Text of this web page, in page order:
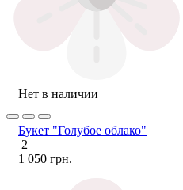
Нет в наличии
Букет "Голубое облако"
2
1 050 грн.